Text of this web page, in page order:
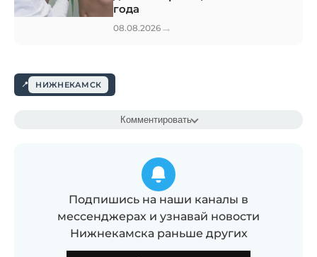
года
08.08.2026 →
НИЖНЕКАМСК
Комментировать
Подпишись на наши каналы в
мессенджерах и узнавай новости
Нижнекамска раньше других